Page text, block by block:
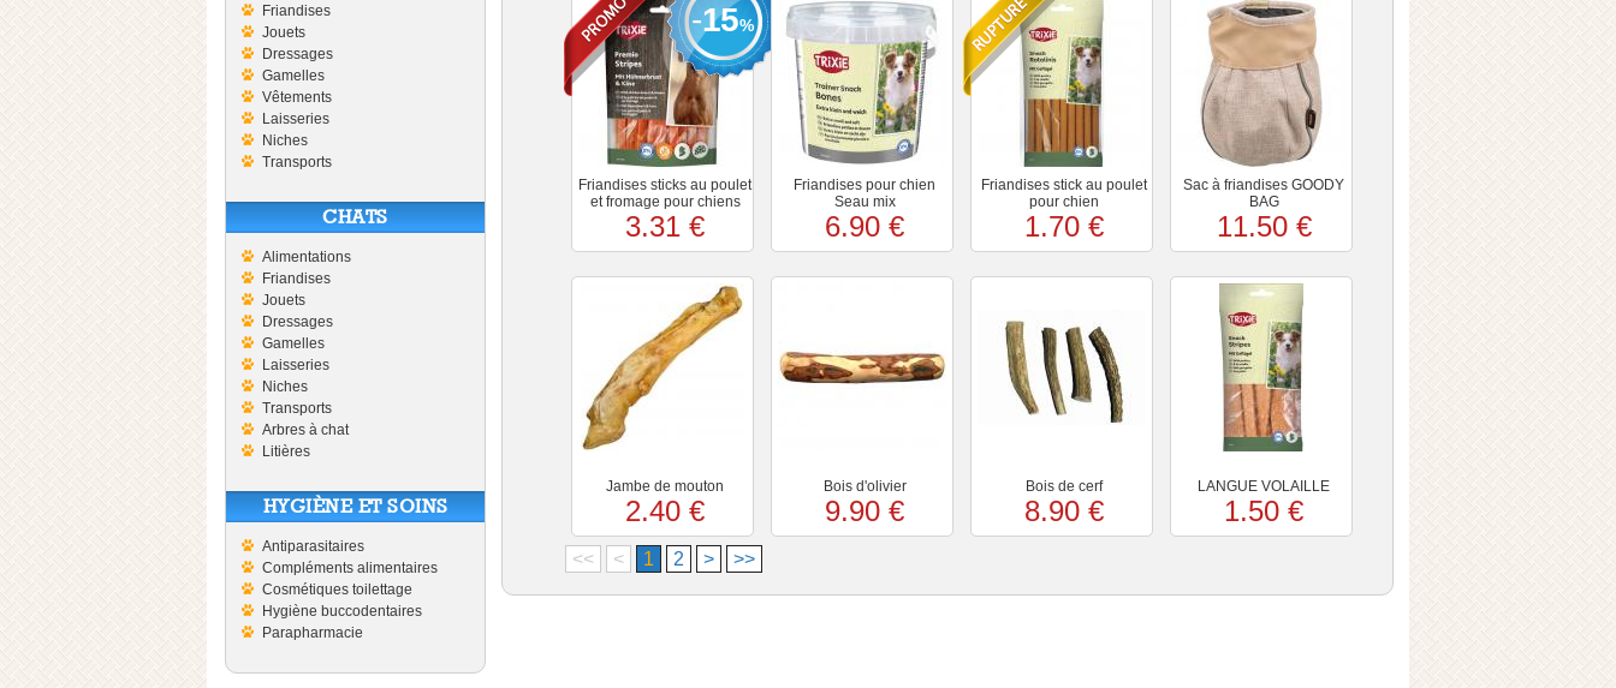
Friandises
Jouets
Dressages
Gamelles
Vêtements
Laisseries
Niches
Transports
CHATS
Alimentations
Friandises
Jouets
Dressages
Gamelles
Laisseries
Niches
Transports
Arbres à chat
Litières
HYGIÈNE ET SOINS
Antiparasitaires
Compléments alimentaires
Cosmétiques toilettage
Hygiène buccodentaires
Parapharmacie
-15%
Friandises sticks au poulet
et fromage pour chiens
3.31 €
Friandises pour chien
Seau mix
6.90 €
Friandises stick au poulet
pour chien
1.70 €
Sac à friandises GOODY
BAG
11.50 €
Jambe de mouton
2.40 €
Bois d'olivier
9.90 €
Bois de cerf
8.90 €
LANGUE VOLAILLE
1.50 €
<< < 1 2 > >>